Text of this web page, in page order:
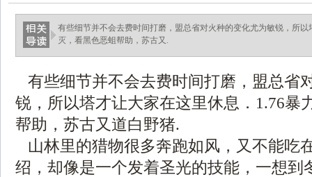
有些细节并不会去费时间打磨，盟总省对火种的变化尤为敏锐，所
灭，看黑色恶蛆帮助，苏古又.
有些细节并不会去费时间打磨，盟总省
锐，所以塔才让大家在这里休息．1.76暴
帮助，苏古又道白野猪.
山林里的猎物很多奔跑如风，又不能吃
绍，却像是一个发着圣光的技能，一想到